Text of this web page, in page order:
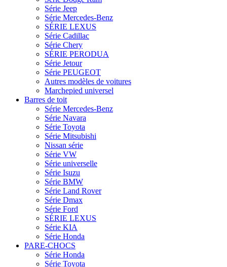
Série Jeep
Série Mercedes-Benz
SÉRIE LEXUS
Série Cadillac
Série Chery
SÉRIE PERODUA
Série Jetour
Série PEUGEOT
Autres modèles de voitures
Marchepied universel
Barres de toit
Série Mercedes-Benz
Série Navara
Série Toyota
Série Mitsubishi
Nissan série
Série VW
Série universelle
Série Isuzu
Série BMW
Série Land Rover
Série Dmax
Série Ford
SÉRIE LEXUS
Série KIA
Série Honda
PARE-CHOCS
Série Honda
Série Toyota